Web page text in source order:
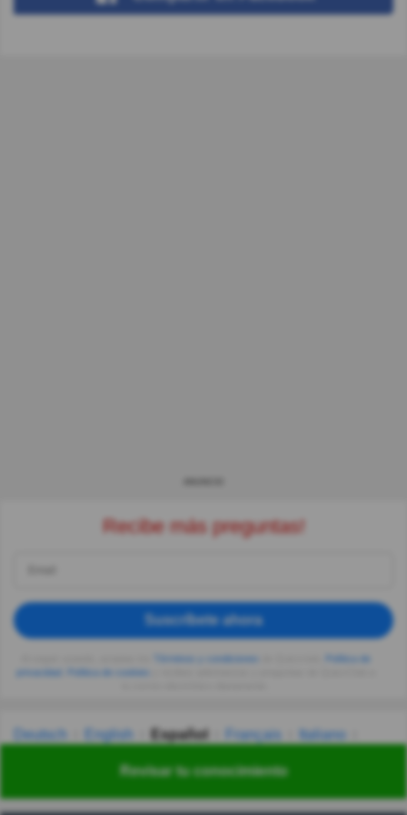
Revisar tu conocimiento
Recibe más preguntas!
Suscríbete ahora
Deutsch English Español Français
Italiano
Українська हिन्दी 한국어 汉语